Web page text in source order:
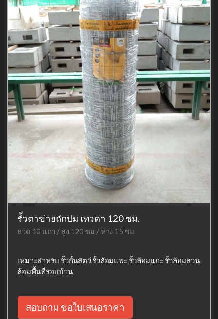
รั้วตาข่ายถักปม เทวดา 120 ซม.
ลวด 10 แถว / สูง 120 ซม / ห่าง 15 ซม
เหมาะสำหรับ รั้วกั้นสัตว์ รั้วล้อมแพะ รั้วล้อมแกะ รั้วล้อมสวน
ล้อมพื้นที่รอบบ้าน
สอบถาม ขอใบเสนอราคา